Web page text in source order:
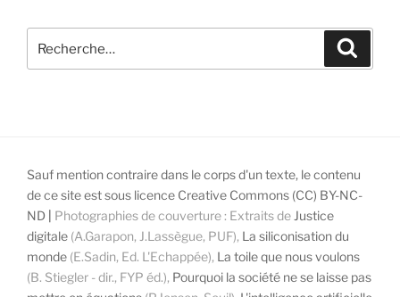
« L’intelligence
pour
Sauf mention contraire dans le corps d'un texte, le contenu
de ce site est sous licence Creative Commons (CC) BY-NC-
ND
Photographies de couverture : Extraits de Justice
digitale (A.Garapon, J.Lassègue, PUF), La siliconisation du
monde (E.Sadin, Ed. L'Echappée), La toile que nous voulons
(B. Stiegler - dir., FYP éd.), Pourquoi la société ne se laisse pas